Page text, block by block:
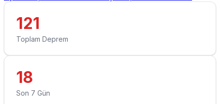
121
Toplam Deprem
18
Son 7 Gün